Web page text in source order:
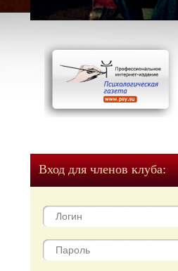
Вход для членов клуба: